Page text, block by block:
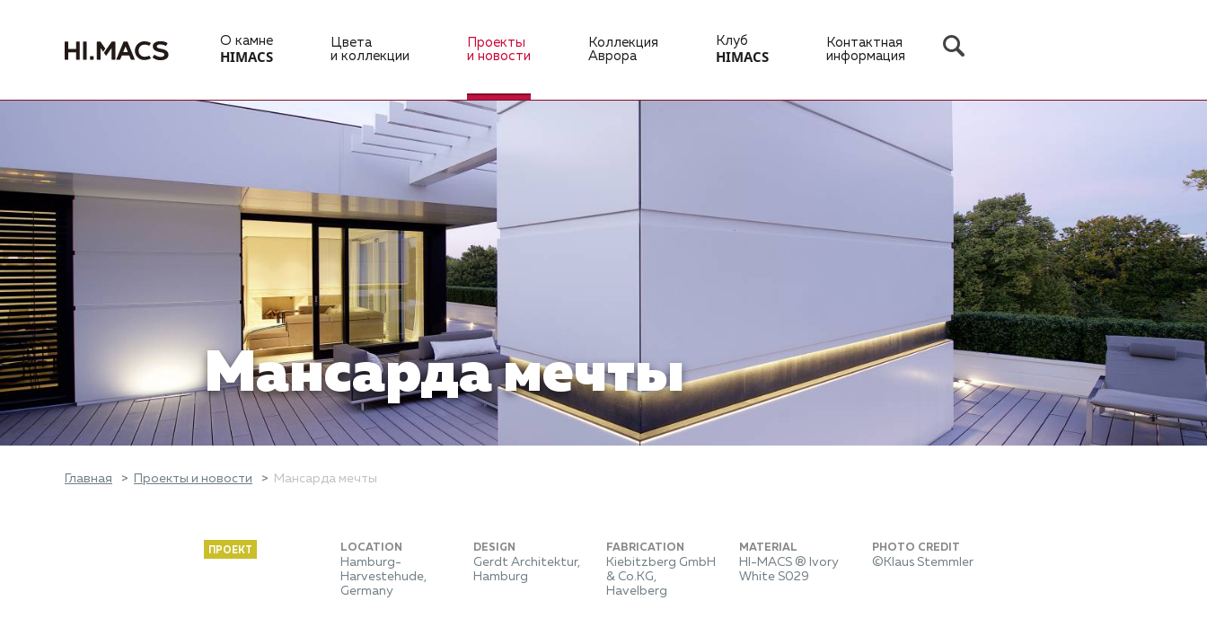
О камне
HIMACS
Цвета
и коллекции
Проекты
и новости
Коллекция
Аврора
Клуб
HIMACS
Контактная
информация
Мансарда мечты
Главная Проекты и новости Мансарда мечты
ПРОЕКТ LOCATION
Hamburg-
Harvestehude,
Germany
DESIGN
Gerdt Architektur,
Hamburg
FABRICATION
Kiebitzberg GmbH
& Co.KG,
Havelberg
MATERIAL
HI-MACS ® Ivory
White S029
PHOTO CREDIT
©Klaus Stemmler